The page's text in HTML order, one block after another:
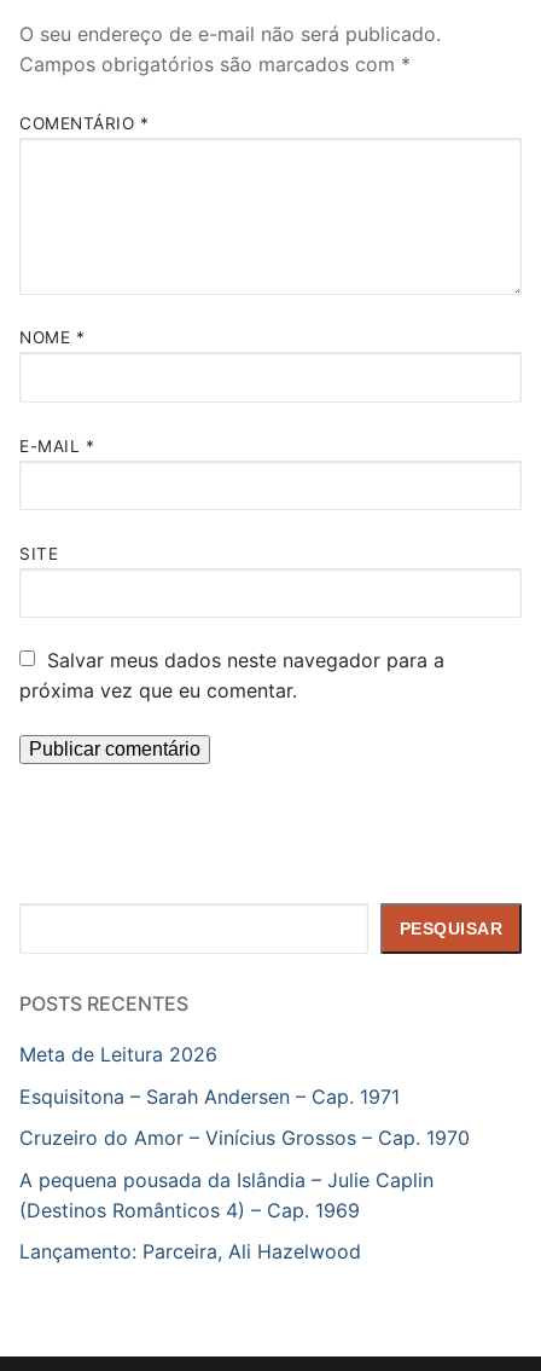
O seu endereço de e-mail não será publicado.
Campos obrigatórios são marcados com *
COMENTÁRIO *
NOME *
E-MAIL *
SITE
Salvar meus dados neste navegador para a
próxima vez que eu comentar.
PESQUISAR
POSTS RECENTES
Meta de Leitura 2026
Esquisitona – Sarah Andersen – Cap. 1971
Cruzeiro do Amor – Vinícius Grossos – Cap. 1970
A pequena pousada da Islândia – Julie Caplin
(Destinos Românticos 4) – Cap. 1969
Lançamento: Parceira, Ali Hazelwood